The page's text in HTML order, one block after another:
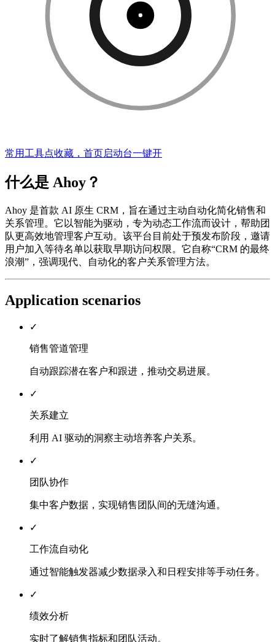
常用工具点收藏，首页启动台一键开
什么是 Ahoy？
Ahoy 是首款 AI 原生 CRM，旨在通过主动自动化简化销售和
关系管理。它以智能为驱动，专为动态工作流而设计，帮助团
队更高效地管理客户互动。该平台目前处于预发布阶段，邀请
用户加入等待名单以获取早期访问权限。它自称“CRM 的最终
浪潮”，强调现代、自动化的客户关系管理方法。
Application scenarios
✓
销售管道管理
自动跟踪潜在客户和跟进，推动交易进展。
✓
关系建立
利用 AI 驱动的洞察主动培养客户关系。
✓
团队协作
集中客户数据，实现销售团队间的无缝沟通。
✓
工作流自动化
通过智能触发器减少数据录入和日程安排等手动任务。
✓
绩效分析
实时了解销售指标和团队活动。